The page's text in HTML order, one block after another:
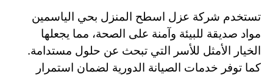
تستخدم شركة عزل اسطح المنزل بحي الياسمين
مواد صديقة للبيئة وآمنة على الصحة، مما يجعلها
الخيار الأمثل للأسر التي تبحث عن حلول مستدامة.
كما توفر خدمات الصيانة الدورية لضمان استمرار